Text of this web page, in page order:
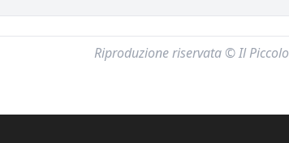
Riproduzione riservata © Il Piccolo